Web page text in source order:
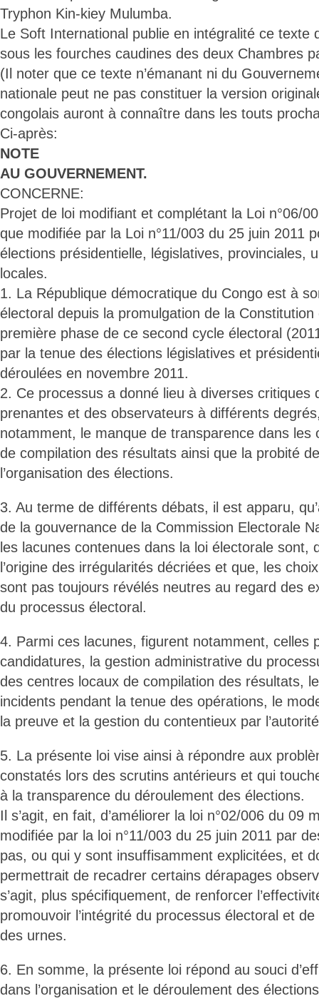
Tryphon Kin-kiey Mulumba.
Le Soft International publie en intégralité ce texte
sous les fourches caudines des deux Chambres
(Il noter que ce texte n’émanant ni du
nationale peut ne pas constituer la version
congolais auront à connaître dans les touts
Ci-après:
NOTE
AU GOUVERNEMENT.
CONCERNE:
Projet de loi modifiant et complétant la Loi n°06/
que modifiée par la Loi n°11/003 du 25 juin 2011
élections présidentielle, législatives, provinciales,
locales.
1. La République démocratique du Congo est à
électoral depuis la promulgation de la
première phase de ce second cycle électoral
par la tenue des élections législatives et
déroulées en novembre 2011.
2. Ce processus a donné lieu à diverses critiques
prenantes et des observateurs à différents
notamment, le manque de transparence dans les
de compilation des résultats ainsi que la probité
l’organisation des élections.
3. Au terme de différents débats, il est apparu,
de la gouvernance de la Commission Electorale
les lacunes contenues dans la loi électorale sont,
l’origine des irrégularités décriées et que, les
sont pas toujours révélés neutres au regard des
du processus électoral.
4. Parmi ces lacunes, figurent notamment, celles
candidatures, la gestion administrative du
des centres locaux de compilation des résultats,
incidents pendant la tenue des opérations, le
la preuve et la gestion du contentieux par
5. La présente loi vise ainsi à répondre aux
constatés lors des scrutins antérieurs et qui
à la transparence du déroulement des élections.
Il s’agit, en fait, d’améliorer la loi n°02/006 du 09
modifiée par la loi n°11/003 du 25 juin 2011 par
pas, ou qui y sont insuffisamment explicitées, et
permettrait de recadrer certains dérapages
s’agit, plus spécifiquement, de renforcer
promouvoir l’intégrité du processus électoral et
des urnes.
6. En somme, la présente loi répond au souci
dans l’organisation et le déroulement des